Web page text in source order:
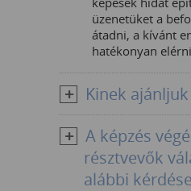
üzenetüket a
átadni, a kívánt
hatékonyan
Kinek ajánljuk
A képzés
résztvevők
alábbi